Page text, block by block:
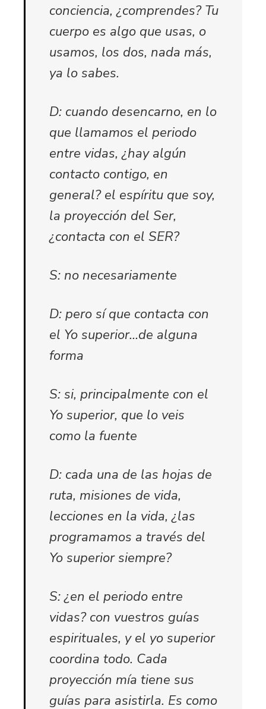
conciencia, ¿comprendes? Tu
cuerpo es algo que usas, o
usamos, los dos, nada más,
ya lo sabes.
D: cuando desencarno, en lo
que llamamos el periodo
entre vidas, ¿hay algún
contacto contigo, en
general? el espíritu que soy,
la proyección del Ser,
¿contacta con el SER?
S: no necesariamente
D: pero sí que contacta con
el Yo superior…de alguna
forma
S: si, principalmente con el
Yo superior, que lo veis
como la fuente
D: cada una de las hojas de
ruta, misiones de vida,
lecciones en la vida, ¿las
programamos a través del
Yo superior siempre?
S: ¿en el periodo entre
vidas? con vuestros guías
espirituales, y el yo superior
coordina todo. Cada
proyección mía tiene sus
guías para asistirla. Es como